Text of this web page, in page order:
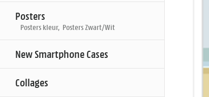
Posters
Posters kleur, Posters Zwart/Wit
New Smartphone Cases
Collages